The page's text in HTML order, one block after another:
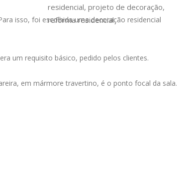
isso, foi escolhida uma decoração residencial
um requisito básico, pedido pelos clientes.
em mármore travertino, é o ponto focal da sala.
residencial, projeto de decoração,
reforma residencial